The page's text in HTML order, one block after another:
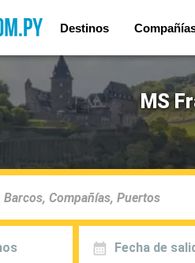
Destinos
MS
Fecha de